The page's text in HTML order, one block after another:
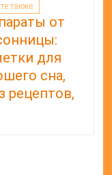
также:
от
для
сна,
рецептов,